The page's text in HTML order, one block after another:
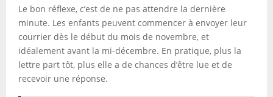
Le bon réflexe, c’est de ne pas attendre la dernière
minute. Les enfants peuvent commencer à envoyer leur
courrier dès le début du mois de novembre, et
idéalement avant la mi-décembre. En pratique, plus la
lettre part tôt, plus elle a de chances d’être lue et de
recevoir une réponse.